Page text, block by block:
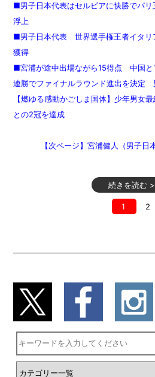
■男子日本代表はセルビアに快勝でパ
浮上
■男子日本代表 世界選手権王者イタリ
獲得
■宮浦が途中出場ながら15得点 中国と
連勝でファイナルラウンド進出を決定
【燃ゆる感動かごしま国体】少年男女
との2冠を達成
【次ページ】宮浦健人（男子日
続きを読む
1 2